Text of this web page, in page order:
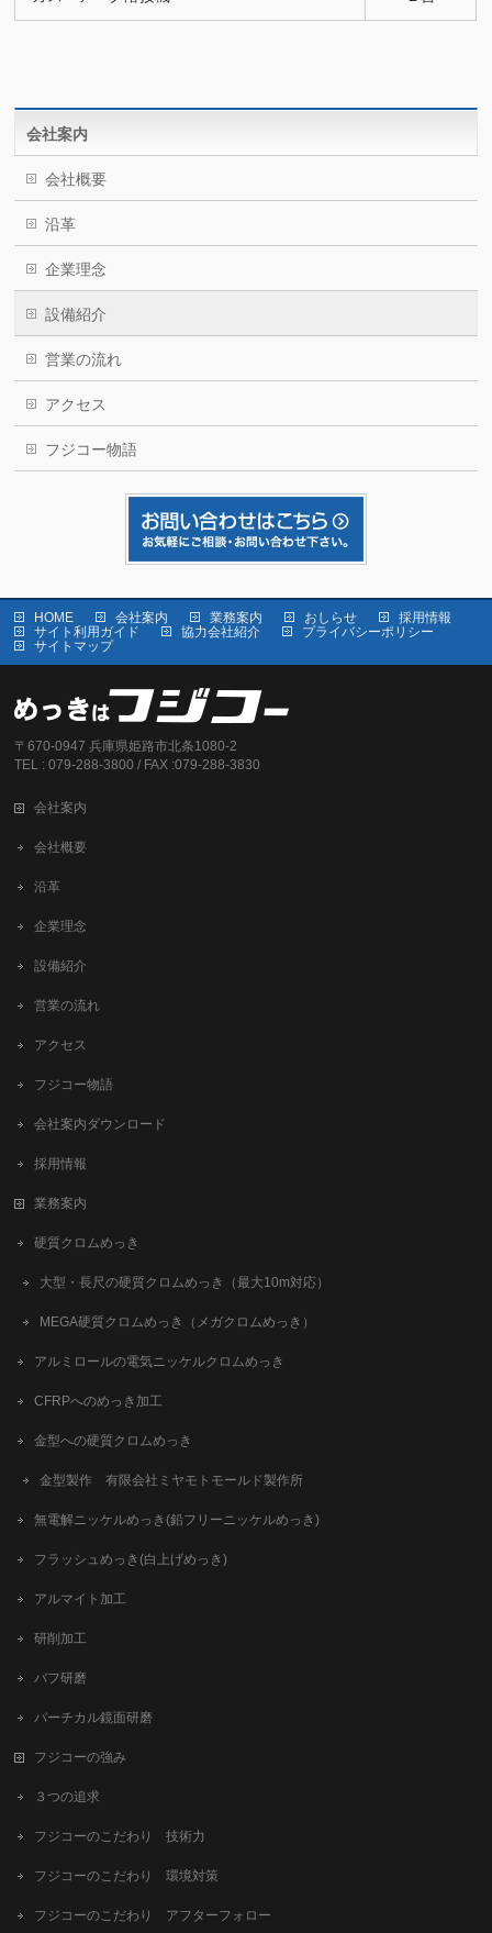
会社案内
会社概要
沿革
企業理念
設備紹介
営業の流れ
アクセス
フジコー物語
HOME 会社案内 業務案内 おしらせ
採用情報
サイト利用ガイド
協力会社紹介
プライバシーポリシー
サイトマップ
〒670-0947 兵庫県姫路市北条1080-2
TEL : 079-288-3800 / FAX :079-288-3830
会社案内
会社概要
沿革
企業理念
設備紹介
営業の流れ
アクセス
フジコー物語
会社案内ダウンロード
採用情報
業務案内
硬質クロムめっき
大型・長尺の硬質クロムめっき（最大10m対応）
MEGA硬質クロムめっき（メガクロムめっき）
アルミロールの電気ニッケルクロムめっき
CFRPへのめっき加工
金型への硬質クロムめっき
金型製作 有限会社ミヤモトモールド製作所
無電解ニッケルめっき(鉛フリーニッケルめっき)
フラッシュめっき(白上げめっき)
アルマイト加工
研削加工
バフ研磨
バーチカル鏡面研磨
フジコーの強み
３つの追求
フジコーのこだわり 技術力
フジコーのこだわり 環境対策
フジコーのこだわり アフターフォロー